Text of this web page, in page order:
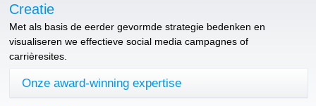
Creatie
Met als basis de eerder gevormde strategie bedenken en
visualiseren we effectieve social media campagnes of
carrièresites.
Onze award-winning expertise